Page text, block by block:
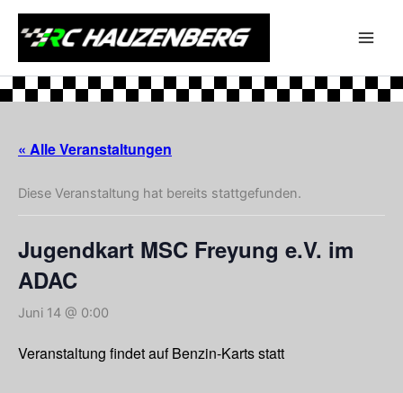
Zum
Inhalt
« Alle Veranstaltungen
Diese Veranstaltung hat bereits stattgefunden.
Jugendkart MSC Freyung e.V. im
ADAC
Juni 14 @ 0:00
Veranstaltung findet auf Benzin-Karts statt